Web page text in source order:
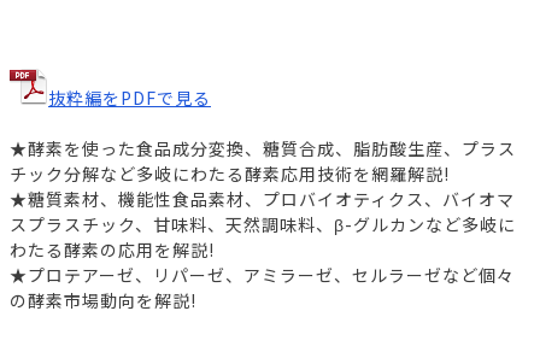
抜粋編をPDFで見る
★酵素を使った食品成分変換、糖質合成、脂肪酸生産、プラス
チック分解など多岐にわたる酵素応用技術を網羅解説!
★糖質素材、機能性食品素材、プロバイオティクス、バイオマ
スプラスチック、甘味料、天然調味料、β-グルカンなど多岐に
わたる酵素の応用を解説!
★プロテアーゼ、リパーゼ、アミラーゼ、セルラーゼなど個々
の酵素市場動向を解説!